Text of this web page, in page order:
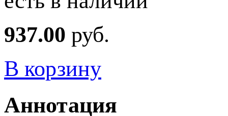
937.00 руб.
В корзину
Аннотация